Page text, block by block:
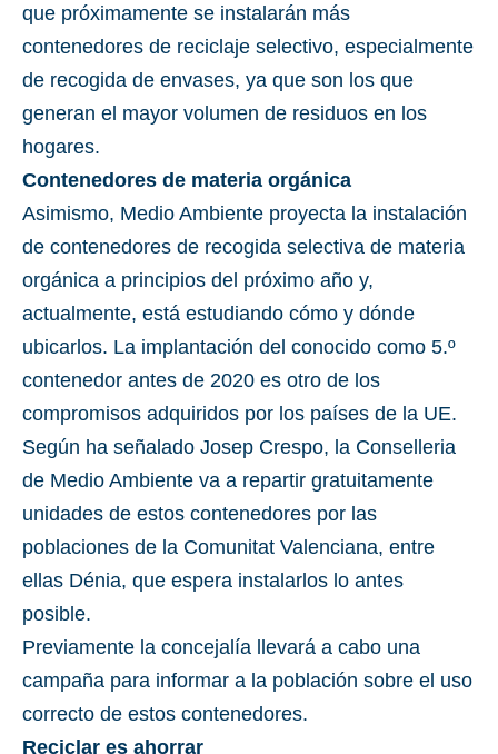
que próximamente se instalarán más
contenedores de reciclaje selectivo, especialmente
de recogida de envases, ya que son los que
generan el mayor volumen de residuos en los
hogares.
Contenedores de materia orgánica
Asimismo, Medio Ambiente proyecta la instalación
de contenedores de recogida selectiva de materia
orgánica a principios del próximo año y,
actualmente, está estudiando cómo y dónde
ubicarlos. La implantación del conocido como 5.º
contenedor antes de 2020 es otro de los
compromisos adquiridos por los países de la UE.
Según ha señalado Josep Crespo, la Conselleria
de Medio Ambiente va a repartir gratuitamente
unidades de estos contenedores por las
poblaciones de la Comunitat Valenciana, entre
ellas Dénia, que espera instalarlos lo antes
posible.
Previamente la concejalía llevará a cabo una
campaña para informar a la población sobre el uso
correcto de estos contenedores.
Reciclar es ahorrar